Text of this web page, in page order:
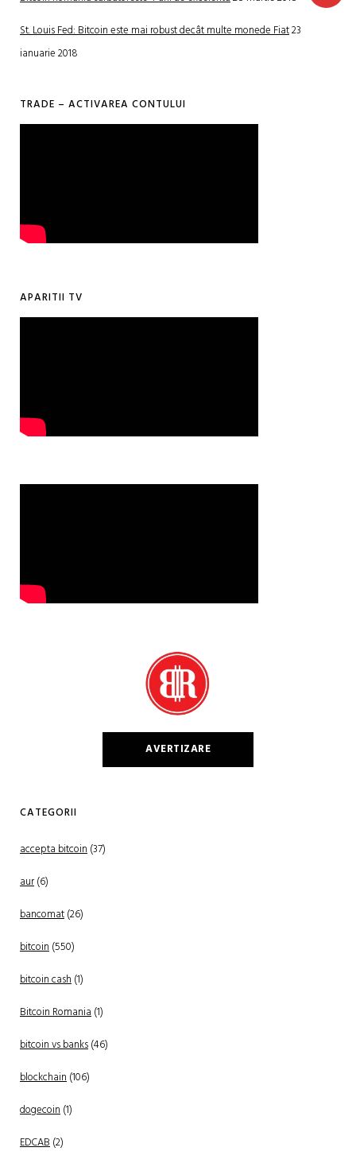
St. Louis Fed: Bitcoin este mai robust decât multe monede Fiat23
ianuarie 2018
TRADE – ACTIVAREA CONTULUI
APARITII TV
AVERTIZARE
CATEGORII
accepta bitcoin(37)
aur(6)
bancomat(26)
bitcoin(550)
bitcoin cash(1)
Bitcoin Romania(1)
bitcoin vs banks(46)
blockchain(106)
dogecoin(1)
EDCAB(2)